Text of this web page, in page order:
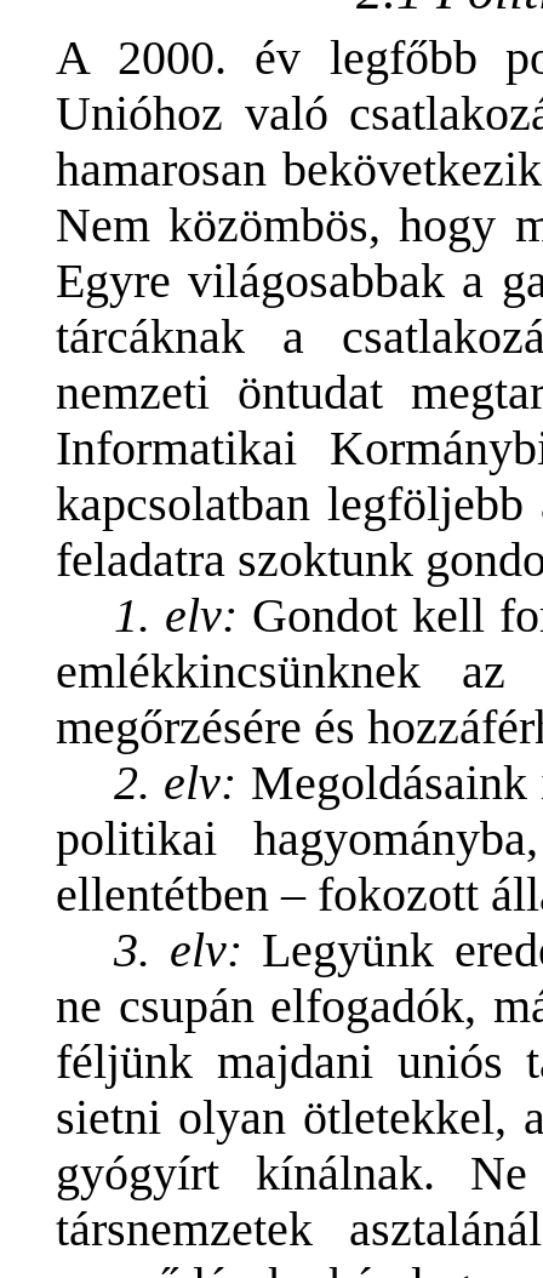
A 2000. év legfőbb
Unióhoz való
hamarosan
Nem közömbös, hogy
Egyre világosabbak a
tárcáknak a
nemzeti öntudat
Informatikai
kapcsolatban
feladatra szoktunk
1. elv: Gondot kell
emlékkincsünknek
megőrzésére és
2. elv: Megoldásaink
politikai
ellentétben – fokozott
3. elv: Legyünk
ne csupán elfogadók,
féljünk majdani uniós
sietni olyan ötletekkel,
gyógyírt kínálnak.
társnemzetek